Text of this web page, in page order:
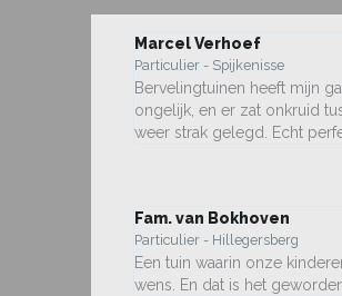
Marcel Verhoef
Particulier - Spijkenisse
Bervelingtuinen heeft mijn
ongelijk, en er zat onkruid
weer strak gelegd. Echt
Fam. van Bokhoven
Particulier - Hillegersberg
Een tuin waarin onze
wens. En dat is het